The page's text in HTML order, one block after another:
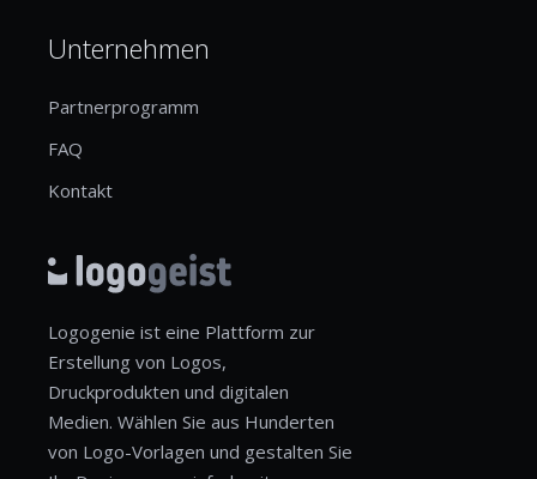
Unternehmen
Partnerprogramm
FAQ
Kontakt
Logogenie ist eine Plattform zur
Erstellung von Logos,
Druckprodukten und digitalen
Medien. Wählen Sie aus Hunderten
von Logo-Vorlagen und gestalten Sie